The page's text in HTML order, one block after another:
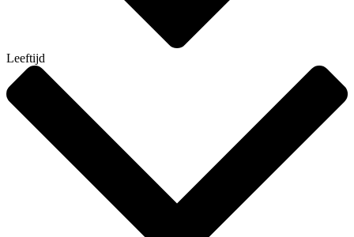
Leeftijd